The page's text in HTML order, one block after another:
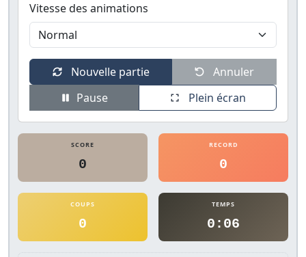
Vitesse des animations
Nouvelle partie
Annuler
Pause
Plein écran
SCORE
0
RECORD
0
COUPS
0
TEMPS
0:06